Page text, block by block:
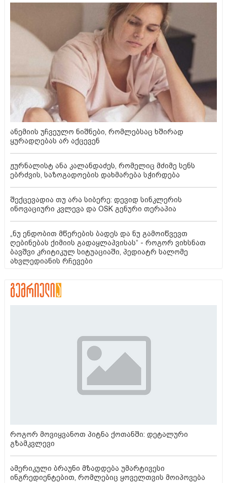
ანემიის უჩვეულო ნიშნები, რომლებსაც ხშირად
ყურადღებას არ აქცევენ
ჟურნალისტ ანა კალანდაძეს, რომელიც მძიმე სენს
ებრძვის, საზოგადოების დახმარება სჭირდება
შექცევადია თუ არა სიბერე: დევიდ სინკლერის
ინოვაციური კვლევა და OSK გენური თერაპია
„ნუ ენდობით მწერების ბადეს და ნუ გამოიწვევთ
ღებინებას ქიმიის გადაყლაპვისას“ - როგორ ვიხსნათ
ბავშვი კრიტიკულ სიტუაციაში, პედიატრ სალომე
ახვლედიანის რჩევები
როგორ მოვიყვანოთ პიტნა ქოთანში: დეტალური
გზამკვლევი
ამერიკული ბრაუნი მზადდება უმარტივესი
ინგრედიენტებით, რომლებიც ყოველთვის მოიპოვება